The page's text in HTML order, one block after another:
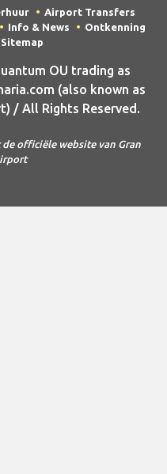
Airport Transfers
Info & News
Ontkenning
Sitemap
OU trading as
(also known as
/ All Rights Reserved.
de officiële website van Gran